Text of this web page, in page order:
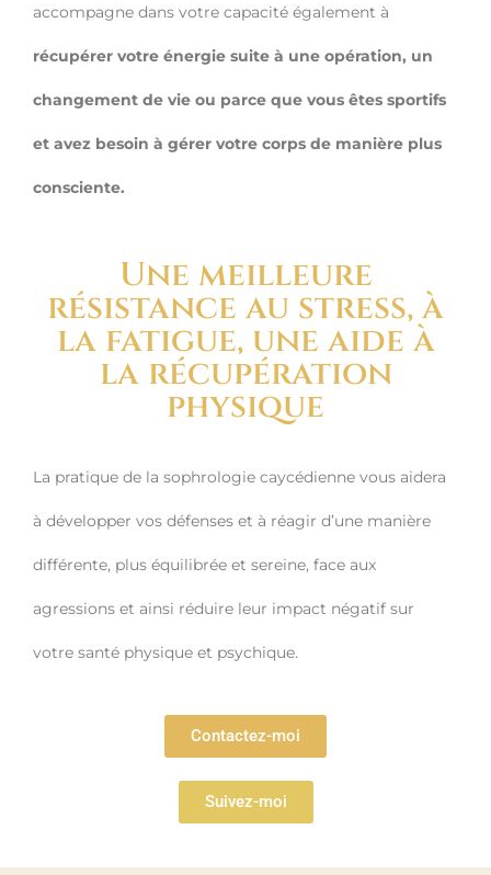
accompagne dans votre capacité également à
récupérer votre énergie suite à une opération, un
changement de vie ou parce que vous êtes sportifs
et avez besoin à gérer votre corps de manière plus
consciente.
Une meilleure
résistance au stress, à
la fatigue, une aide à
la récupération
physique
La pratique de la sophrologie caycédienne vous aidera
à développer vos défenses et à réagir d’une manière
différente, plus équilibrée et sereine, face aux
agressions et ainsi réduire leur impact négatif sur
votre santé physique et psychique.
Contactez-moi
Suivez-moi